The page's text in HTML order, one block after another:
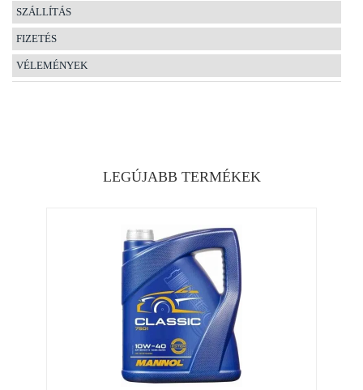
SZÁLLÍTÁS
FIZETÉS
VÉLEMÉNYEK
LEGÚJABB TERMÉKEK